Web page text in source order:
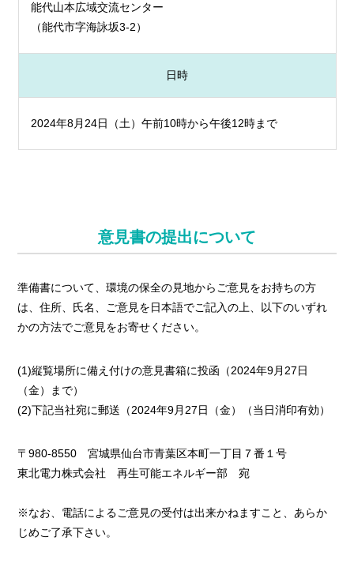
能代山本広域交流センター
（能代市字海詠坂3-2）
日時
2024年8月24日（土）午前10時から午後12時まで
意見書の提出について
準備書について、環境の保全の見地からご意見をお持ちの方
は、住所、氏名、ご意見を日本語でご記入の上、以下のいずれ
かの方法でご意見をお寄せください。
(1)縦覧場所に備え付けの意見書箱に投函（2024年9月27日
（金）まで）
(2)下記当社宛に郵送（2024年9月27日（金）（当日消印有効）
〒980-8550 宮城県仙台市青葉区本町一丁目７番１号
東北電力株式会社 再生可能エネルギー部 宛
※なお、電話によるご意見の受付は出来かねますこと、あらか
じめご了承下さい。